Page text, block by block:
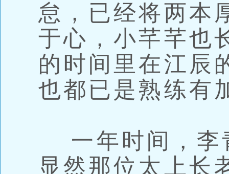
怠，已经将两本
于心，小芊芊也
的时间里在江辰
也都已是熟练有
一年时间，李
显然那位太上长